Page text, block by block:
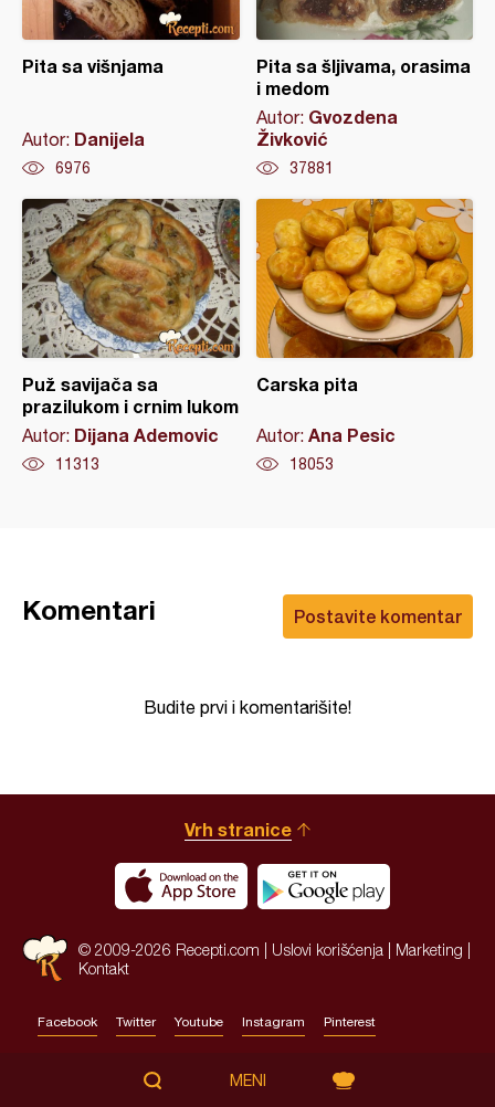
Pita sa višnjama
Autor: Danijela
6976
Pita sa šljivama, orasima
i medom
Autor: Gvozdena
Živković
37881
Puž savijača sa
prazilukom i crnim lukom
Autor: Dijana Ademovic
11313
Carska pita
Autor: Ana Pesic
18053
Postavite komentar
Komentari
Budite prvi i komentarišite!
Vrh stranice
© 2009-2026 Recepti.com | Uslovi korišćenja Marketing
Kontakt
Facebook Twitter Youtube Instagram Pinterest